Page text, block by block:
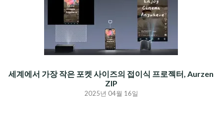
세계에서 가장 작은 포켓 사이즈의 접이식 프로젝터, Aurzen
ZIP
2025년 04월 16일